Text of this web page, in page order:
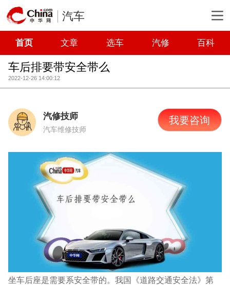
汽车
首页 文章 选车 汽修 百科
车后排要带安全带么
2022-12-26 14:00:12
汽修技师
汽车维修技师
我要咨询
坐车后座是需要系安全带的。我国《道路交通安全法》第